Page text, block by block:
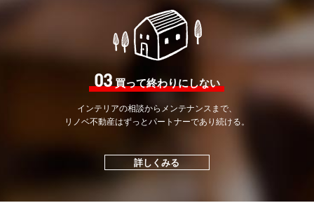
03買って終わりにしない
インテリアの相談から メンテナンスまで、
リノベ不動産はずっとパートナーであり続ける。
詳しくみる